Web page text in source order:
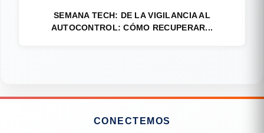
SEMANA TECH: DE LA VIGILANCIA AL
AUTOCONTROL: CÓMO RECUPERAR...
CONECTEMOS